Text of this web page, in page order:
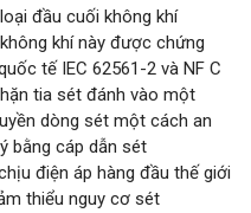
đầu cuối không khí
khí này được chứng
tế IEC 62561-2 và NF C
tia sét đánh vào một
dòng sét một cách an
bằng cáp dẫn sét
điện áp hàng đầu thế giới
thiểu nguy cơ sét